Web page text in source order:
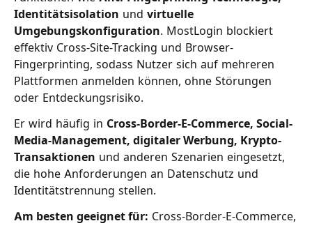
Identitätsisolation und virtuelle
Umgebungskonfiguration. MostLogin blockiert
effektiv Cross-Site-Tracking und Browser-
Fingerprinting, sodass Nutzer sich auf mehreren
Plattformen anmelden können, ohne Störungen
oder Entdeckungsrisiko.
Er wird häufig in Cross-Border-E-Commerce, Social-
Media-Management, digitaler Werbung, Krypto-
Transaktionen und anderen Szenarien eingesetzt,
die hohe Anforderungen an Datenschutz und
Identitätstrennung stellen.
Am besten geeignet für: Cross-Border-E-Commerce,